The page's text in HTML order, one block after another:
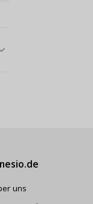
uns